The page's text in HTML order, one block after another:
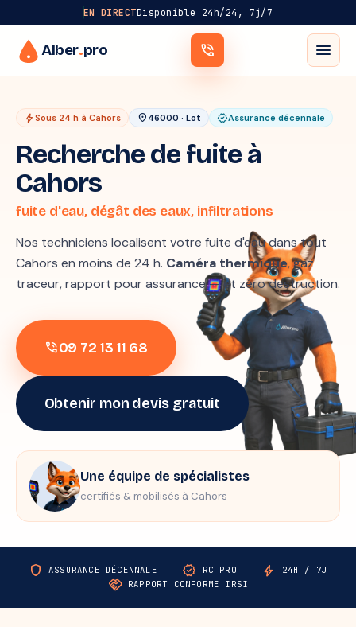
EN DIRECTDisponible 24h/24, 7j/7
Alber.pro phone_in_talk menu
bolt Sous 24 h à Cahors location_on 46000 · Lot verifiedAssurance décennale
Recherche de fuite à
Cahors
fuite d'eau, dégât des eaux, infiltrations
Nos techniciens localisent votre fuite d'eau dans tout
Cahors en moins de 24 h. Caméra thermique, gaz
traceur, rapport pour assurance — et zéro destruction.
phone_in_talk09 72 13 11 68
Obtenir mon devis gratuit
Une équipe de spécialistes
certifiés & mobilisés à Cahors
shield ASSURANCE DÉCENNALE verified RC PRO bolt 24H / 7J
handshakeRAPPORT CONFORME IRSI